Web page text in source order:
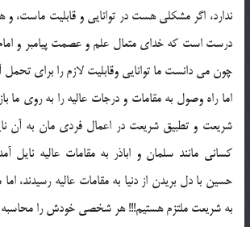
ندارد، اگر مشکلی هست در توانایی و قابلیت ماست،
درست است که خدای متعال علم و عصمت پیامبر و امام
چون می دانست ما توانایی وقابلیت لازم را برای تحمل
اما راه وصول به مقامات و درجات عالیه را به روی ما
شریعت و تطبیق شریعت در اعمال فردی مان به آن
کسانی مانند سلمان و اباذر به مقامات عالیه نایل
حسین با دل بریدن از دنیا به مقامات عالیه رسیدند،
به شریعت ملتزم هستیم!!! هر شخصی خودش را محاسبه